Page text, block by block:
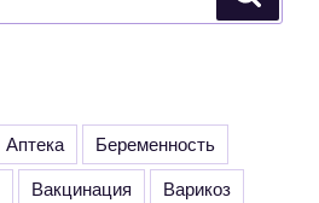
Аптека
Беременность
Вакцинация
Варикоз